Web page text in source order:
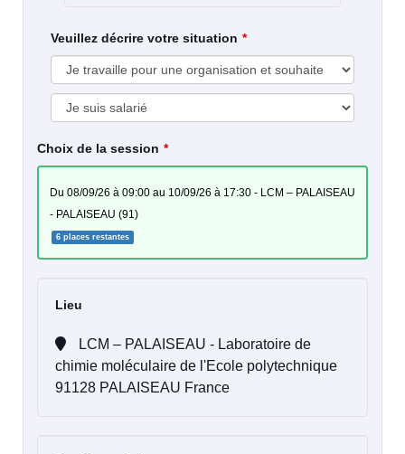
Veuillez décrire votre situation
Choix de la session
du 08/09/26 à 09:00 au 10/09/26 à 17:30 - LCM – PALAISEAU
- PALAISEAU (91)
6 places restantes
Lieu
chimie moléculaire de l'Ecole polytechnique
91128 PALAISEAU France